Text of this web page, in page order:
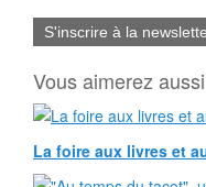
S'inscrire à la
Vous aimerez
La foire aux livres et